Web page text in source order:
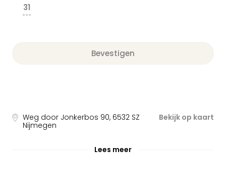
31
---
Bevestigen
Weg door Jonkerbos 90, 6532 SZ
Nijmegen
Bekijk op kaart
Lees meer